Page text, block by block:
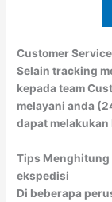
Customer
Selain tracking
kepada team
melayani anda
dapat melakukan
Tips Menghitung
ekspedisi
Di beberapa